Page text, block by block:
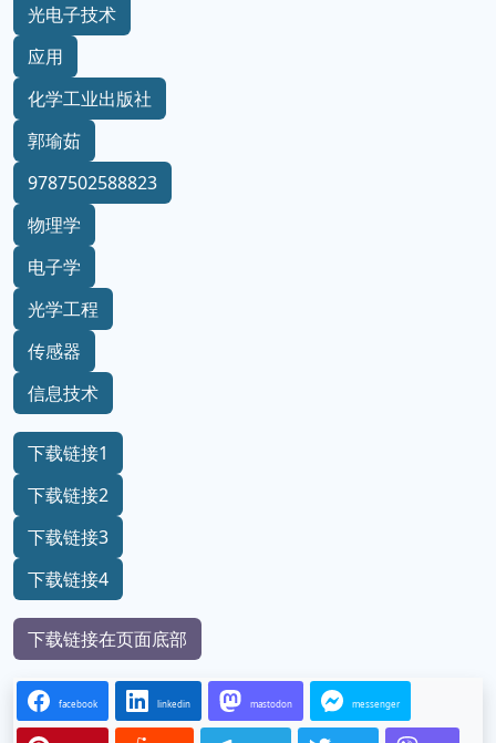
光电子技术
应用
化学工业出版社
郭瑜茹
9787502588823
物理学
电子学
光学工程
传感器
信息技术
下载链接1
下载链接2
下载链接3
下载链接4
下载链接在页面底部
facebook linkedin mastodon messenger